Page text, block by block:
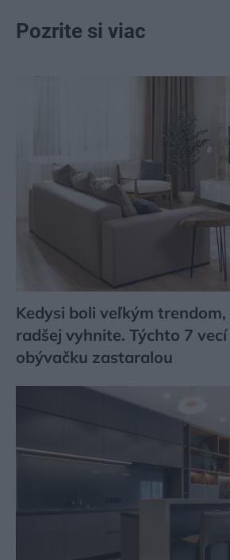
Pozrite si viac
Kedysi boli veľkým trendom,
radšej vyhnite. Týchto 7
obývačku zastaralou